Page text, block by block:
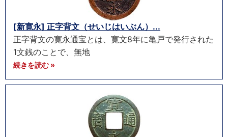
[新寛永] 正字背文（せいじはいぶん）...
正字背文の寛永通宝とは、寛文8年に亀戸で発行された
1文銭のことで、無地
続きを読む »